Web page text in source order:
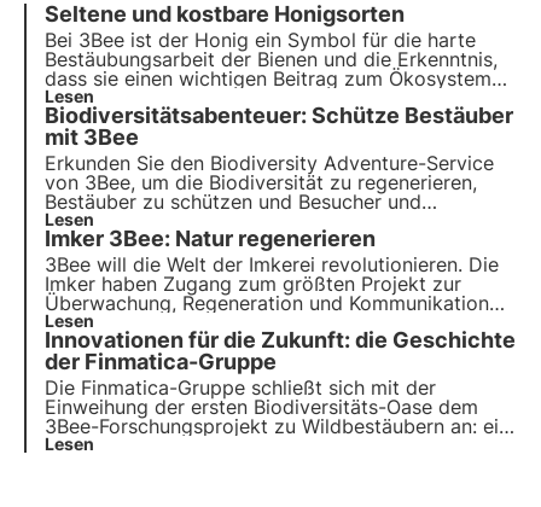
Seltene und kostbare Honigsorten
Bei 3Bee ist der Honig ein Symbol für die harte
Bestäubungsarbeit der Bienen und die Erkenntnis,
dass sie einen wichtigen Beitrag zum Ökosystem
leisten. Unsere Projekte unterstützen die
Artenvielfalt und sorgen durch unsere Züchter für
eine gesunde Umwelt für Bestäuber.
Lesen
Biodiversitätsabenteuer: Schütze Bestäuber
mit 3Bee
Erkunden Sie den Biodiversity Adventure-Service
von 3Bee, um die Biodiversität zu regenerieren,
Bestäuber zu schützen und Besucherund
Mitarbeiter
Sie jetzt für eine nachhaltige Zukunft!
Lesen
Imker 3Bee: Natur regenerieren
3Bee will die Welt der Imkerei revolutionieren. Die
Imker haben Zugang zum größten Projekt zur
Überwachung, Regeneration und Kommunikation
der biologischen Vielfalt. Unser Ziel ist es,
Landwirte für die biologische Vielfalt zu schaffen.
Lesen
Innovationen für die Zukunft: die Geschichte
der Finmatica-Gruppe
Die Finmatica-Gruppe schließt sich mit der
Einweihung der ersten Biodiversitäts-Oase dem
3Bee-Forschungsprojekt zu Wildbestäubern an: ein
greifbares Zeichen für Umweltverantwortung. Das
Lesen